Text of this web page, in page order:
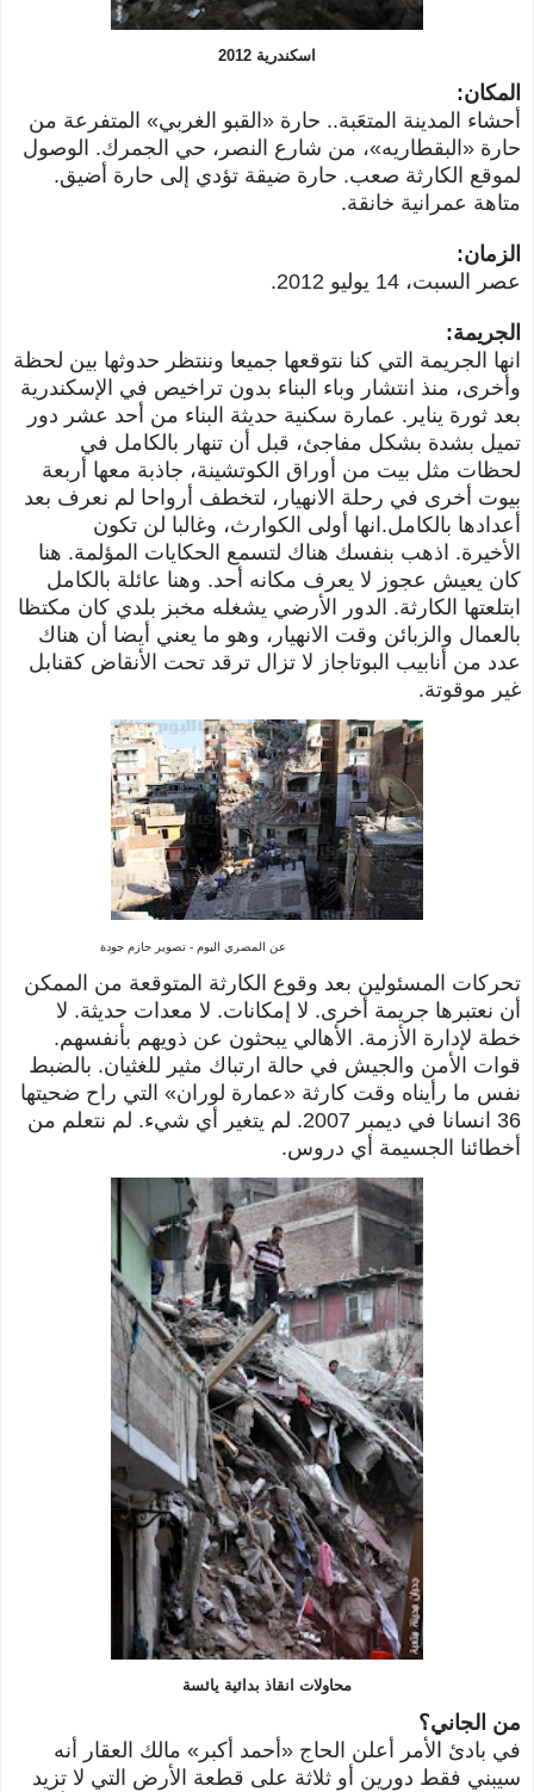
اسكندرية 2012
المكان:
أحشاء المدينة المتعَبة.. حارة «القبو الغربي» المتفرعة من
حارة «البقطاريه»، من شارع النصر، حي الجمرك. الوصول
لموقع الكارثة صعب. حارة ضيقة تؤدي إلى حارة أضيق.
متاهة عمرانية خانقة.
الزمان:
عصر السبت، 14 يوليو 2012.
الجريمة:
انها الجريمة التي كنا نتوقعها جميعا وننتظر حدوثها بين لحظة
وأخرى، منذ انتشار وباء البناء بدون تراخيص في الإسكندرية
بعد ثورة يناير. عمارة سكنية حديثة البناء من أحد عشر دور
تميل بشدة بشكل مفاجئ، قبل أن تنهار بالكامل في
لحظات مثل بيت من أوراق الكوتشينة، جاذبة معها أربعة
بيوت أخرى في رحلة الانهيار، لتخطف أرواحا لم نعرف بعد
أعدادها بالكامل.انها أولى الكوارث، وغالبا لن تكون
الأخيرة. اذهب بنفسك هناك لتسمع الحكايات المؤلمة. هنا
كان يعيش عجوز لا يعرف مكانه أحد. وهنا عائلة بالكامل
ابتلعتها الكارثة. الدور الأرضي يشغله مخبز بلدي كان مكتظا
بالعمال والزبائن وقت الانهيار، وهو ما يعني أيضا أن هناك
عدد من أنابيب البوتاجاز لا تزال ترقد تحت الأنقاض كقنابل
غير موقوتة.
عن المصري اليوم - تصوير حازم جودة
تحركات المسئولين بعد وقوع الكارثة المتوقعة من الممكن
أن نعتبرها جريمة أخرى. لا إمكانات. لا معدات حديثة. لا
خطة لإدارة الأزمة. الأهالي يبحثون عن ذويهم بأنفسهم.
قوات الأمن والجيش في حالة ارتباك مثير للغثيان. بالضبط
نفس ما رأيناه وقت كارثة «عمارة لوران» التي راح ضحيتها
36 انسانا في ديمبر 2007. لم يتغير أي شيء. لم نتعلم من
أخطائنا الجسيمة أي دروس.
محاولات انقاذ بدائية يائسة
من الجاني؟
في بادئ الأمر أعلن الحاج «أحمد أكبر» مالك العقار أنه
سيبني فقط دورين أو ثلاثة على قطعة الأرض التي لا تزيد